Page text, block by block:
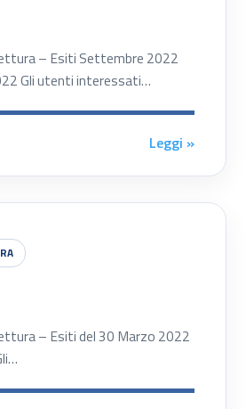
– Esiti Settembre 2022
Gli utenti interessati…
Leggi »
– Esiti del 30 Marzo 2022